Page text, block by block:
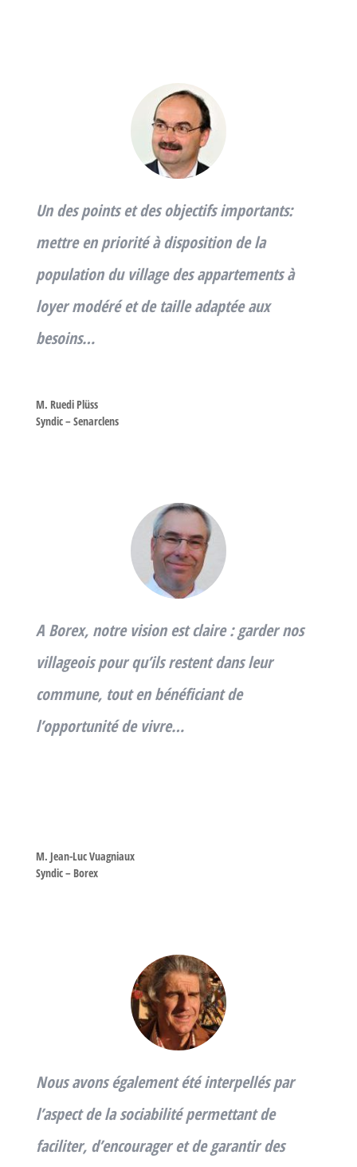
Un des points et des objectifs importants:
mettre en priorité à disposition de la
population du village des appartements à
loyer modéré et de taille adaptée aux
besoins…
M. Ruedi Plüss
Syndic – Senarclens
A Borex, notre vision est claire : garder nos
villageois pour qu’ils restent dans leur
commune, tout en bénéficiant de
l’opportunité de vivre…
M. Jean-Luc Vuagniaux
Syndic – Borex
Nous avons également été interpellés par
l’aspect de la sociabilité permettant de
faciliter, d’encourager et de garantir des